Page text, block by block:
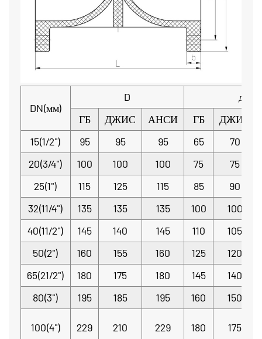
DN(мм)
D
д
ГБ
ДЖИС АНСИ ГБ
ДЖИС
15(1/2")
95 95 95 65
70
20(3/4")
100 100 100 75
75
25(1")
115 125 115 85
90
32(11/4")
135 135 135 100
100
40(11/2")
145 140 145 110
105
50(2")
160 155 160 125
120
65(21/2")
180 175 180 145
140
80(3")
195 185 195 160 150
100(4") 229 210 229 180 175